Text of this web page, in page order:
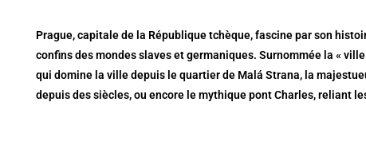
Prague, capitale de la République tchèque, fascine par son
confins des mondes slaves et germaniques. Surnommée la «
qui domine la ville depuis le quartier de Malá Strana, la
depuis des siècles, ou encore le mythique pont Charles, reliant